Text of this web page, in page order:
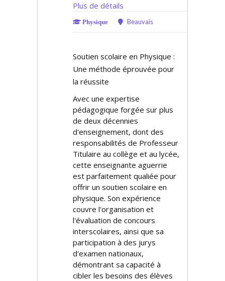
Plus de détails
Physique Beauvais
Soutien scolaire en Physique :
Une méthode éprouvée pour
la réussite
Avec une expertise
pédagogique forgée sur plus
de deux décennies
d'enseignement, dont des
responsabilités de Professeur
Titulaire au collège et au lycée,
cette enseignante aguerrie
est parfaitement qualifiée pour
offrir un soutien scolaire en
physique. Son expérience
couvre l'organisation et
l'évaluation de concours
interscolaires, ainsi que sa
participation à des jurys
d'examen nationaux,
démontrant sa capacité à
cibler les besoins des élèves